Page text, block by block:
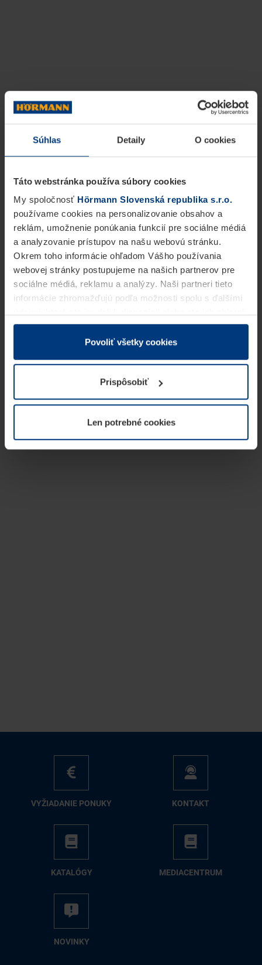
Súhlas Detaily O cookies
Táto webstránka používa súbory cookies
My spoločnosť Hörmann Slovenská republika s.r.o.
používame cookies na personalizovanie obsahov a
reklám, umožnenie ponúkania funkcií pre sociálne médiá
a analyzovanie prístupov na našu webovú stránku.
Okrem toho informácie ohľadom Vášho používania
webovej stránky postupujeme na našich partnerov pre
sociálne médiá, reklamu a analýzy. Naši partneri tieto
informácie zhromažďujú podľa možnosti spolu s ďalšími
v rámci Vášho využívania služieb.
Z právneho hľadiska môžeme cookies ukladať na Vašom
prevádzku tejto stránky. Pre všetky ostatné typy cookie
potrebujeme Vaše povolenie. Vaše povolenie môžete
kedykoľvek zmeniť alebo odvolať vo vysvetlení cookie
našej webovej stránky.
Povoliť všetky cookies
Prispôsobiť
Len potrebné cookies
VY­ŽIA­DA­NIE PO­NU­KY KON­TAKT
KA­TA­LÓ­GY ME­DIA­CEN­TRUM
NO­VIN­KY